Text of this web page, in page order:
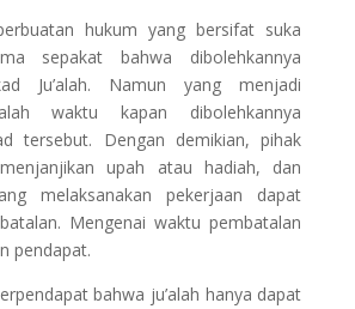
hukum yang bersifat suka
sepakat bahwa dibolehkannya
Ju’alah. Namun yang menjadi
waktu kapan dibolehkannya
tersebut. Dengan demikian, pihak
upah atau hadiah, dan
melaksanakan pekerjaan dapat
Mengenai waktu pembatalan
pendapat.
bahwa ju’alah hanya dapat